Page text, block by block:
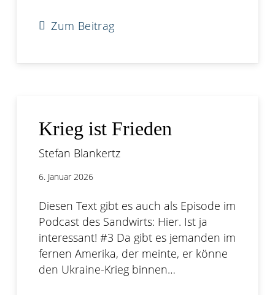
Zum Beitrag
Krieg ist Frieden
Stefan Blankertz
6. Januar 2026
Diesen Text gibt es auch als Episode im
Podcast des Sandwirts: Hier. Ist ja
interessant! #3 Da gibt es jemanden im
fernen Amerika, der meinte, er könne
den Ukraine-Krieg binnen…